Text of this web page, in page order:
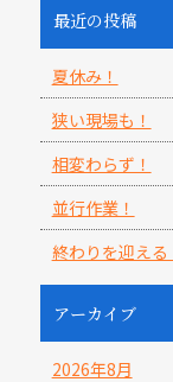
最近の投稿
夏休み！
狭い現場も！
相変わらず！
並行作業！
終わりを迎える
アーカイブ
2026年8月